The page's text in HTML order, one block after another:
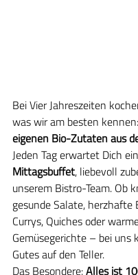
Bei Vier Jahreszeiten
was wir am besten kennen:
eigenen Bio-Zutaten aus
Jeden Tag erwartet Dich ein
Mittagsbuffet, liebevoll
unserem Bistro-Team. Ob
gesunde Salate, herzhafte
Currys, Quiches oder
Gemüsegerichte – bei uns
Gutes auf den Teller.
Das Besondere: Alles ist